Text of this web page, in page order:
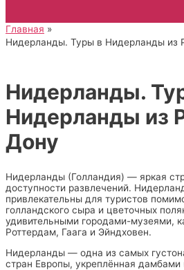
Главная
Нидерланды. Туры в Нидерланды из
Нидерланды.
Нидерланды из
Дону
Нидерланды (Голландия) — яркая
доступности развлечений.
привлекательны для туристов
голландского сыра и цветочных
удивительными городами-музеями,
Роттердам, Гаага и Эйндховен.
Нидерланды — одна из самых
стран Европы, укреплённая дамбами